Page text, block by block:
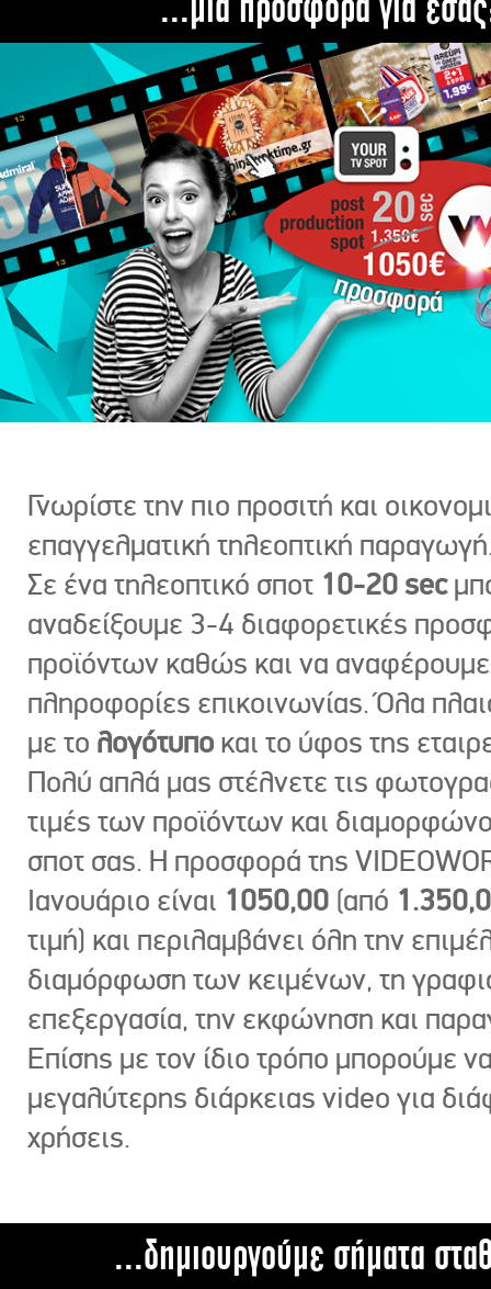
Γνωρίστε την πιο προσιτή και
επαγγελματική τηλεοπτική
Σε ένα τηλεοπτικό σποτ 10-20 sec
αναδείξουμε 3-4 διαφορετικές
προϊόντων καθώς και να
πληροφορίες επικοινωνίας. Όλα
με το λογότυπο και το ύφος της
Πολύ απλά μας στέλνετε τις
τιμές των προϊόντων και
σποτ σας. Η προσφορά της
Ιανουάριο είναι 1050,00 (από
τιμή) και περιλαμβάνει όλη την
διαμόρφωση των κειμένων, τη
επεξεργασία, την εκφώνηση και
Επίσης με τον ίδιο τρόπο μπορούμε
μεγαλύτερης διάρκειας video για
χρήσεις.
...δημιουργούμε σήματα